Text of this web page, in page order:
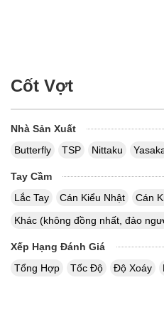
Cốt Vợt
Nhà Sản Xuất
Butterfly
TSP Nittaku
Tay Cầm
Lắc Tay
Cán Kiểu Nhật Cán
Khác (không đồng nhất, đảo
Xếp Hạng Đánh Giá
Tổng Hợp
Tốc Độ Độ Xoáy